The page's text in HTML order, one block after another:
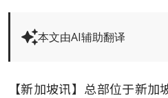
本文由AI辅助翻译
【新加坡讯】总部位于新